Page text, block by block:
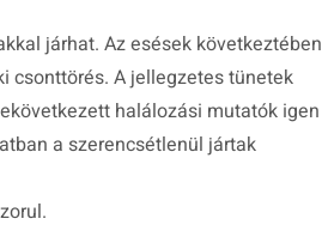
járhat. Az esések következtében
csonttörés. A jellegzetes tünetek
halálozási mutatók igen
a szerencsétlenül jártak